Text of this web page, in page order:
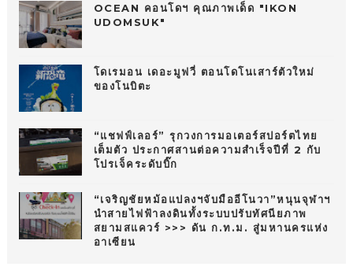
OCEAN คอนโดฯ คุณภาพเด็ด "IKON
UDOMSUK"
โดเรมอน เดอะมูฟวี่ ตอนโดโนเสาร์ตัวใหม่
ของโนบิตะ
“แชฟฟ์เลอร์” รุกวงการมอเตอร์สปอร์ตไทย
เต็มตัว ประกาศสานต่อความสำเร็จปีที่ 2 กับ
โปรเจ็คระดับบิ๊ก
“เจริญชัยหม้อแปลงฯจับมืออีโนวา”หนุนจุฬาฯ
นำสายไฟฟ้าลงดินทั้งระบบปรับทัศนียภาพ
สยามสแควร์ >>> ดัน ก.ท.ม. สู่มหานครแห่ง
อาเซียน